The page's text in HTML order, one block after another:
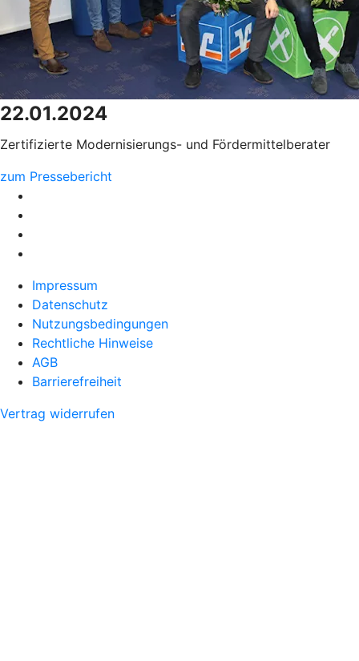
22.01.2024
Zertifizierte Modernisierungs- und Fördermittelberater
zum Pressebericht
Impressum
Datenschutz
Nutzungsbedingungen
Rechtliche Hinweise
AGB
Barrierefreiheit
Vertrag widerrufen